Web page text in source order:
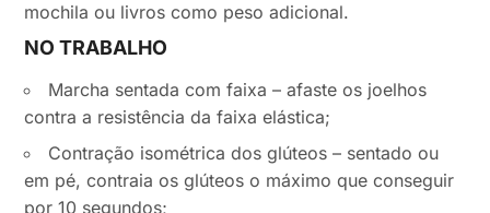
mochila ou livros como peso adicional.
NO TRABALHO
Marcha sentada com faixa – afaste os joelhos
contra a resistência da faixa elástica;
Contração isométrica dos glúteos – sentado ou
em pé, contraia os glúteos o máximo que conseguir
por 10 segundos;